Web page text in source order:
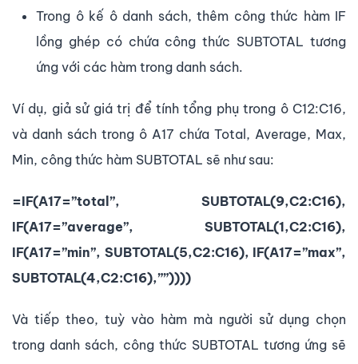
Trong ô kế ô danh sách, thêm công thức hàm IF
lồng ghép có chứa công thức SUBTOTAL tương
ứng với các hàm trong danh sách.
Ví dụ, giả sử giá trị để tính tổng phụ trong ô C12:C16,
và danh sách trong ô A17 chứa Total, Average, Max,
Min, công thức hàm SUBTOTAL sẽ như sau:
=IF(A17=”total”, SUBTOTAL(9,C2:C16),
IF(A17=”average”, SUBTOTAL(1,C2:C16),
IF(A17=”min”, SUBTOTAL(5,C2:C16), IF(A17=”max”,
SUBTOTAL(4,C2:C16),””))))
Và tiếp theo, tuỳ vào hàm mà người sử dụng chọn
trong danh sách, công thức SUBTOTAL tương ứng sẽ